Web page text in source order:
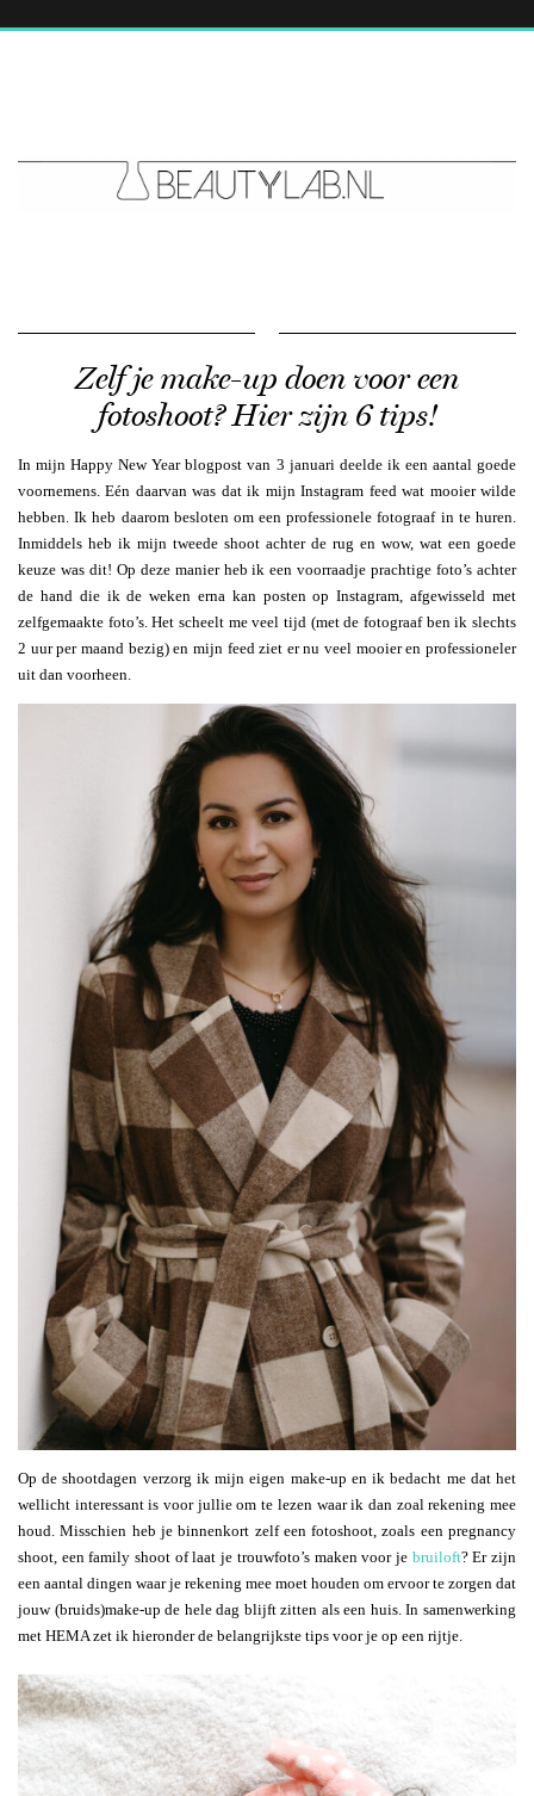
Zelf je make-up doen voor een
fotoshoot? Hier zijn 6 tips!
In mijn Happy New Year blogpost van 3 januari deelde ik een aantal goede
voornemens. Eén daarvan was dat ik mijn Instagram feed wat mooier wilde
hebben. Ik heb daarom besloten om een professionele fotograaf in te huren.
Inmiddels heb ik mijn tweede shoot achter de rug en wow, wat een goede
keuze was dit! Op deze manier heb ik een voorraadje prachtige foto’s achter
de hand die ik de weken erna kan posten op Instagram, afgewisseld met
zelfgemaakte foto’s. Het scheelt me veel tijd (met de fotograaf ben ik slechts
2 uur per maand bezig) en mijn feed ziet er nu veel mooier en professioneler
uit dan voorheen.
Op de shootdagen verzorg ik mijn eigen make-up en ik bedacht me dat het
wellicht interessant is voor jullie om te lezen waar ik dan zoal rekening mee
houd. Misschien heb je binnenkort zelf een fotoshoot, zoals een pregnancy
shoot, een family shoot of laat je trouwfoto’s maken voor je bruiloft? Er zijn
een aantal dingen waar je rekening mee moet houden om ervoor te zorgen dat
jouw (bruids)make-up de hele dag blijft zitten als een huis. In samenwerking
met HEMA zet ik hieronder de belangrijkste tips voor je op een rijtje.